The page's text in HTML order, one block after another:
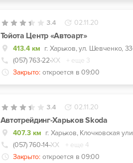
3.4 02.11.20
Тойота Центр «Автоарт»
413.4 км г. Харьков, ул. Шевченко,
(057) 763-22-ХХ
+ еще 3
Закрыто: откроется в 09:00
3.4 02.11.20
Автотрейдинг-Харьков Skoda
407.3 км г. Харьков, Клочковская
(057) 760-14-ХХ
+ еще 4
Закрыто: откроется в 09:00